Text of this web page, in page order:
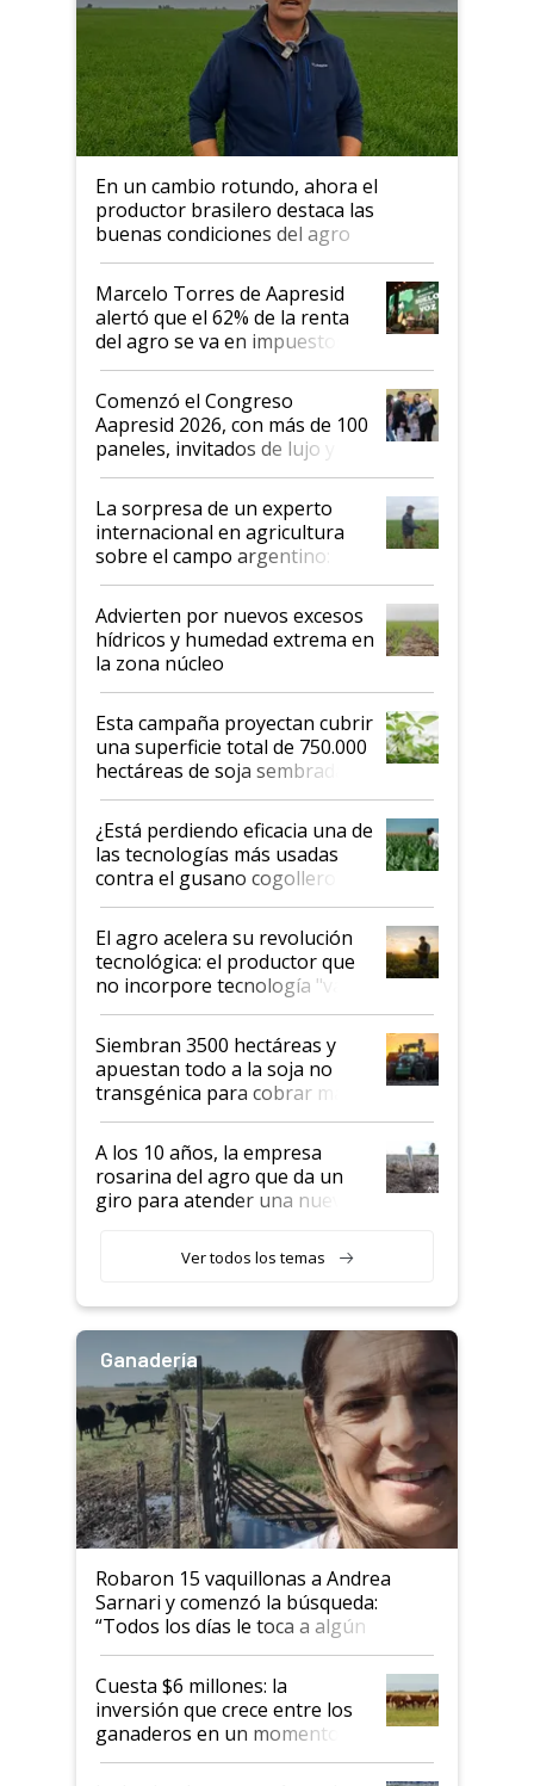
En un cambio rotundo, ahora el
productor brasilero destaca las
buenas condiciones del agro
argentino para invertir: "Los veo
más motivados"
Marcelo Torres de Aapresid
alertó que el 62% de la renta
del agro se va en impuestos:
"No es bueno que en
Argentina se sigan discutiendo
las mismas cosas de hace 50
años"
Comenzó el Congreso
Aapresid 2026, con más de 100
paneles, invitados de lujo y
todas las tendencias
La sorpresa de un experto
internacional en agricultura
sobre el campo argentino:
"Estoy muy impresionado"
Advierten por nuevos excesos
hídricos y humedad extrema en
la zona núcleo
Esta campaña proyectan cubrir
una superficie total de 750.000
hectáreas de soja sembradas
con una nueva generación de
variedades que marcan un
salto tecnológico en genética y
rendimiento
¿Está perdiendo eficacia una de
las tecnologías más usadas
contra el gusano cogollero? El
desafío de una tecnología clave
El agro acelera su revolución
tecnológica: el productor que
no incorpore tecnología "va a
perder el tren"
Siembran 3500 hectáreas y
apuestan todo a la soja no
transgénica para cobrar más
por tonelada: compraron un
semillero
A los 10 años, la empresa
rosarina del agro que da un
giro para atender una nueva
Ver todos los temas
Ganadería
Robaron 15 vaquillonas a Andrea
Sarnari y comenzó la búsqueda:
“Todos los días le toca a algún
productor”
Cuesta $6 millones: la
inversión que crece entre los
ganaderos en un momento
histórico para la actividad